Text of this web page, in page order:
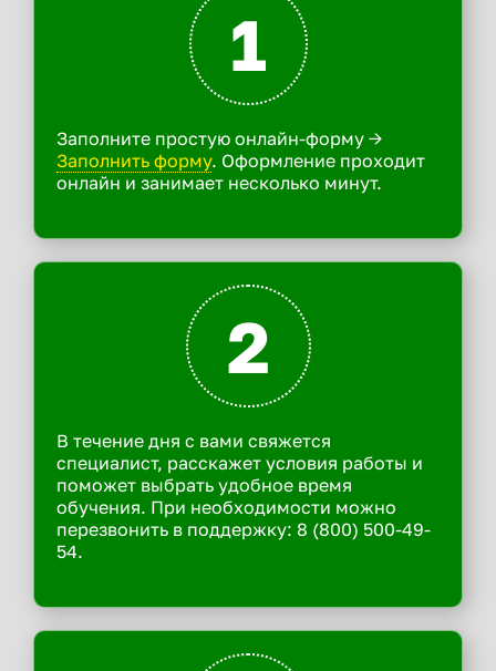
1
Заполните простую онлайн-форму ->
Заполнить форму. Оформление проходит
онлайн и занимает несколько минут.
2
В течение дня с вами свяжется
специалист, расскажет условия работы и
поможет выбрать удобное время
обучения. При необходимости можно
перезвонить в поддержку: 8 (800) 500-49-
54.